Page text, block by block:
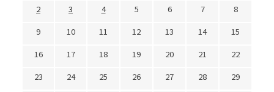
2
3 4 5 6 7
8
9
10 11 12 13 14
15
16
17 18 19 20 21
22
23
24 25 26 27 28
29